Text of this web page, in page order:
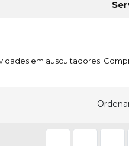
em auscultadores.